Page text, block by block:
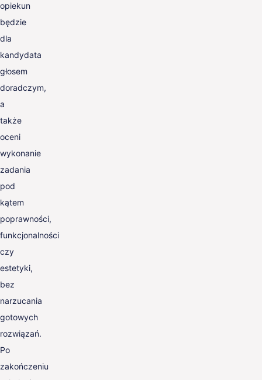
opiekun
będzie
dla
kandydata
głosem
doradczym,
a
także
oceni
wykonanie
zadania
pod
kątem
poprawności,
funkcjonalności
czy
estetyki,
bez
narzucania
gotowych
rozwiązań.
Po
zakończeniu